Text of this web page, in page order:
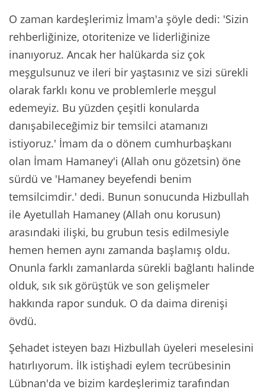
O zaman kardeşlerimiz İmam'a şöyle dedi: 'Sizin
rehberliğinize, otoritenize ve liderliğinize
inanıyoruz. Ancak her halükarda siz çok
meşgulsunuz ve ileri bir yaştasınız ve sizi sürekli
olarak farklı konu ve problemlerle meşgul
edemeyiz. Bu yüzden çeşitli konularda
danışabileceğimiz bir temsilci atamanızı
istiyoruz.' İmam da o dönem cumhurbaşkanı
olan İmam Hamaney'i (Allah onu gözetsin) öne
sürdü ve 'Hamaney beyefendi benim
temsilcimdir.' dedi. Bunun sonucunda Hizbullah
ile Ayetullah Hamaney (Allah onu korusun)
arasındaki ilişki, bu grubun tesis edilmesiyle
hemen hemen aynı zamanda başlamış oldu.
Onunla farklı zamanlarda sürekli bağlantı halinde
olduk, sık sık görüştük ve son gelişmeler
hakkında rapor sunduk. O da daima direnişi
övdü.
Şehadet isteyen bazı Hizbullah üyeleri meselesini
hatırlıyorum. İlk istişhadi eylem tecrübesinin
Lübnan'da ve bizim kardeşlerimiz tarafından